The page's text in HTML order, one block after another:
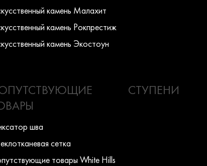
камень Малахит
камень Рокпрестиж
камень Экостоун
шва
сетка
товары White Hills
СТУПЕНИ